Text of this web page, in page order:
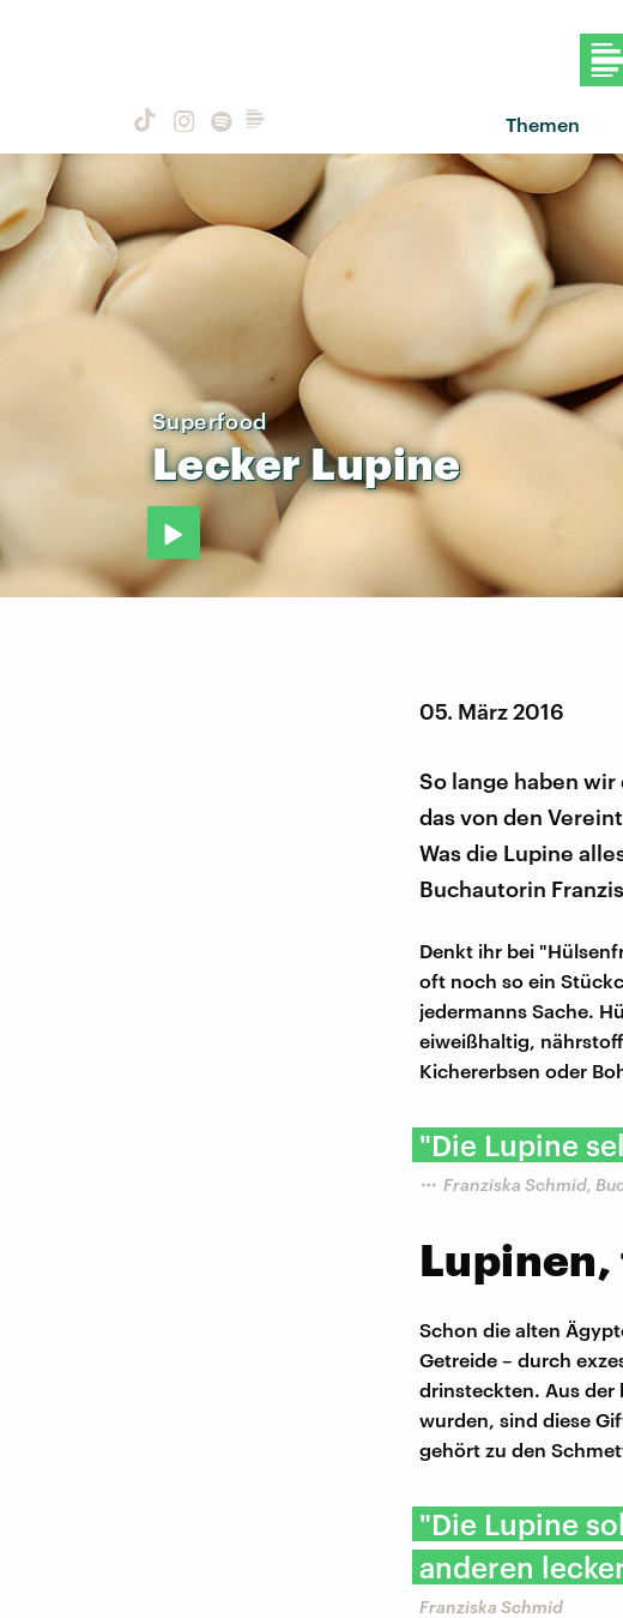
Themen
Superfood
LeckerLupine
05. März 2016
So lange haben
das von den
Was die Lupine
Buchautorin
Denkt ihr bei
oft noch so ein
jedermanns Sache.
eiweißhaltig,
Kichererbsen oder
"Die Lupine
Franziska Schmid,
Schon die alten
Getreide – durch
drinsteckten. Aus der
wurden, sind diese
gehört zu den
"Die Lupine
anderen
Franziska Schmid